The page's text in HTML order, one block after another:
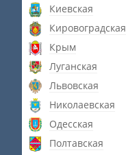
Киевская
Кировоградская
Крым
Луганская
Львовская
Николаевская
Одесская
Полтавская